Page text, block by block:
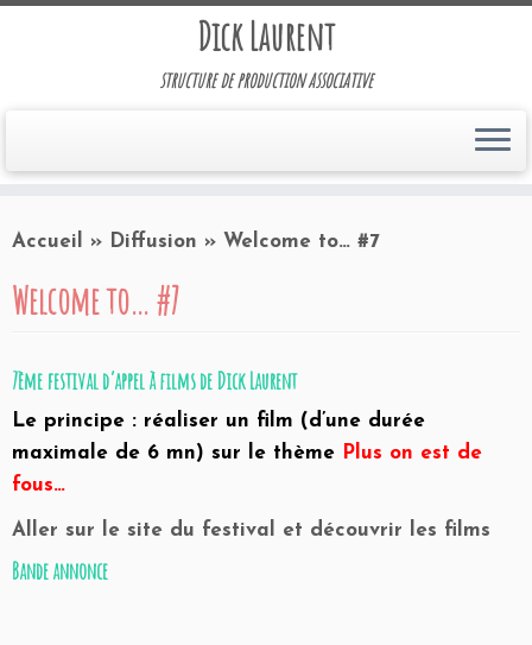
Dick Laurent
structure de production associative
Accueil » Diffusion » Welcome to… #7
Welcome to… #7
7ème festival d’appel à films deDick Laurent
Le principe : réaliser un film (d’une durée
maximale de 6 mn) sur le thème Plus on est de
fous…
Aller sur le site du festival et découvrir les films
Bande annonce